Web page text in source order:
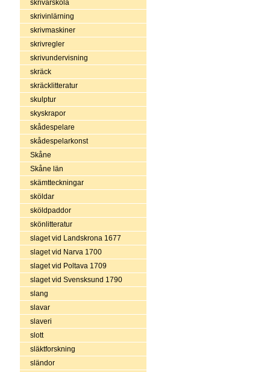
skrivarskola
skrivinlärning
skrivmaskiner
skrivregler
skrivundervisning
skräck
skräcklitteratur
skulptur
skyskrapor
skådespelare
skådespelarkonst
Skåne
Skåne län
skämtteckningar
sköldar
sköldpaddor
skönlitteratur
slaget vid Landskrona 1677
slaget vid Narva 1700
slaget vid Poltava 1709
slaget vid Svensksund 1790
slang
slavar
slaveri
slott
släktforskning
sländor